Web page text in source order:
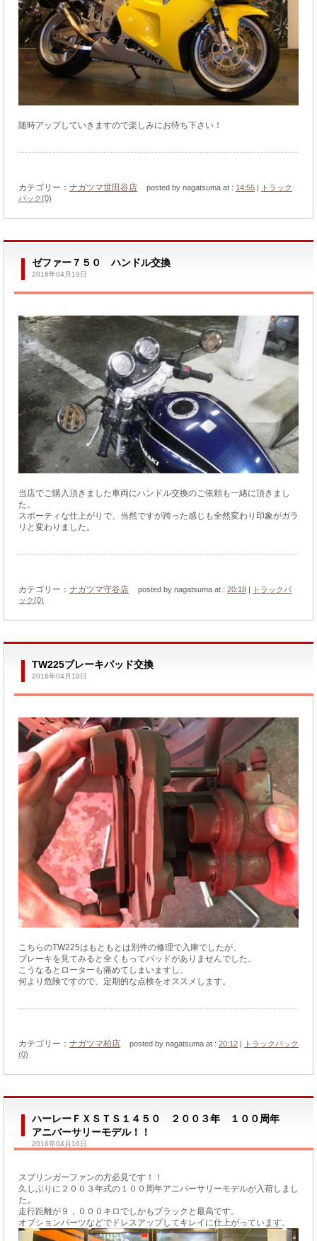
随時アップしていきますので楽しみにお待ち下さい！
カテゴリー： ナガツマ世田谷店 posted by nagatsuma at : 14:55 |
トラック
バック(0)
ゼファー７５０ ハンドル交換
2016年04月19日
当店でご購入頂きました車両にハンドル交換のご依頼も一緒に頂きまし
た。
スポーティな仕上がりで、当然ですが跨った感じも全然変わり印象がガラ
リと変わりました。
カテゴリー： ナガツマ守谷店 posted by nagatsuma at : 20:18 |
トラックバ
ック(0)
TW225ブレーキパッド交換
2016年04月18日
こちらのTW225はもともとは別件の修理で入庫でしたが、
ブレーキを見てみると全くもってパッドがありませんでした。
こうなるとローターも痛めてしまいますし、
何より危険ですので、定期的な点検をオススメします。
カテゴリー： ナガツマ柏店 posted by nagatsuma at : 20:12 |
トラックバック
(0)
ハーレーＦＸＳＴＳ１４５０ ２００３年 １００周年
アニバーサリーモデル！！
2016年04月16日
スプリンガーファンの方必見です！！
久しぶりに２００３年式の１００周年アニバーサリーモデルが入荷しまし
た。
走行距離が９，０００キロでしかもブラックと最高です。
オプションパーツなどでドレスアップしてキレイに仕上がっています。